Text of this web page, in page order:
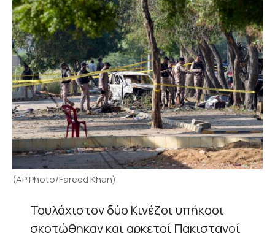
(AP Photo/Fareed Khan)
Τουλάχιστον δύο Κινέζοι υπήκοοι
σκοτώθηκαν και αρκετοί Πακιστανοί